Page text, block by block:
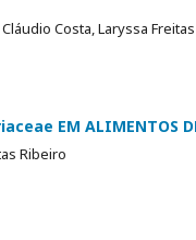
Costa, Laryssa
EM ALIMENTOS
Ribeiro